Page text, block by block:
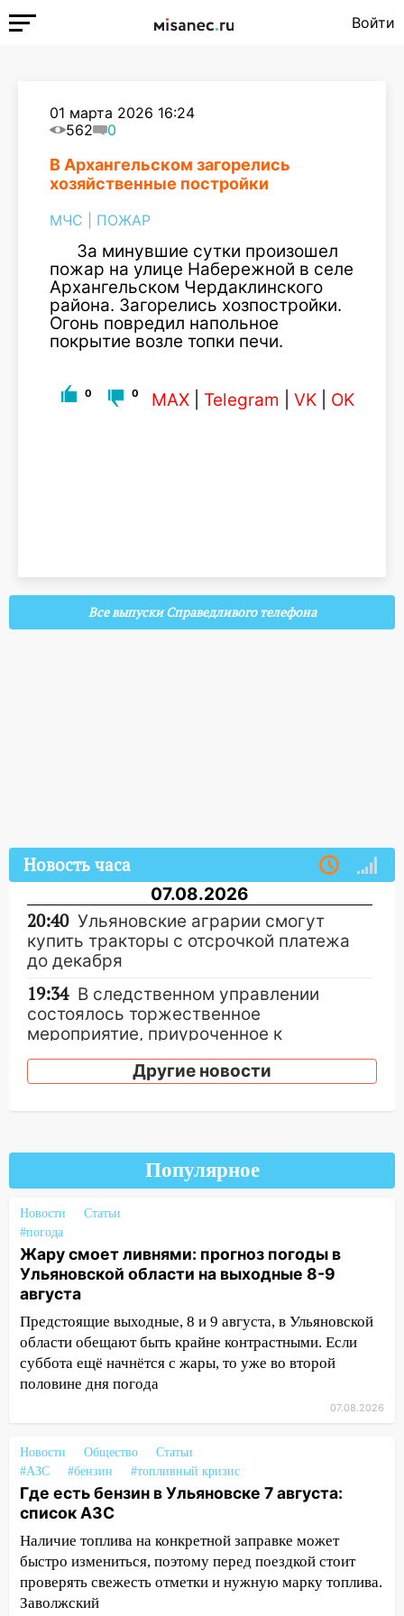
Войти
01 марта 2026 16:24
562
0
В Архангельском загорелись
хозяйственные постройки
МЧС ПОЖАР
За минувшие сутки произошел
пожар на улице Набережной в селе
Архангельском Чердаклинского
района. Загорелись хозпостройки.
Огонь повредил напольное
покрытие возле топки печи.
0 0 MAX Telegram VK OK
Все выпуски Справедливого телефона
Новость часа
07.08.2026
20:40 Ульяновские аграрии смогут
купить тракторы с отсрочкой платежа
до декабря
19:34 В следственном управлении
состоялось торжественное
мероприятие, приуроченное к
празднованию Дня сотрудника органов
следствия Российской Федерации
Ульяновская область стала
«Культурное долголетие»
17:16
В реанимацию Ульяновской
областной больницы поступили шесть
новых аппаратов ИВЛ
16:51 В Чердаклинском районе
ремонтируют дороги, ставят остановки
и проводят новое освещение
В Ульяновске установили ещё
16:26 В Ульяновске бесплатно покажут
матч «Волги» под открытым небом
16:12
В Ульяновском госуниверситете
разработают отечественный прибор для
цифровой ПЦР
15:47 Ульяновцы могут вернуть деньги
Другие новости
Популярное
Новости
Статьи
#погода
Жару смоет ливнями: прогноз погоды в
Ульяновской области на выходные 8-9
августа
Предстоящие выходные, 8 и 9 августа, в Ульяновской
области обещают быть крайне контрастными. Если
суббота ещё начнётся с жары, то уже во второй
половине дня погода
07.08.2026
Новости Общество
Статьи
#АЗС
#бензин #топливный кризис
Где есть бензин в Ульяновске 7 августа:
список АЗС
Наличие топлива на конкретной заправке может
быстро измениться, поэтому перед поездкой стоит
проверять свежесть отметки и нужную марку топлива.
Заволжский